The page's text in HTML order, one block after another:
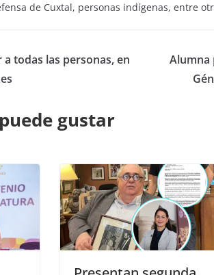
de Cuxtal, personas indígenas, entre
todas las personas, en
Alumna
gustar